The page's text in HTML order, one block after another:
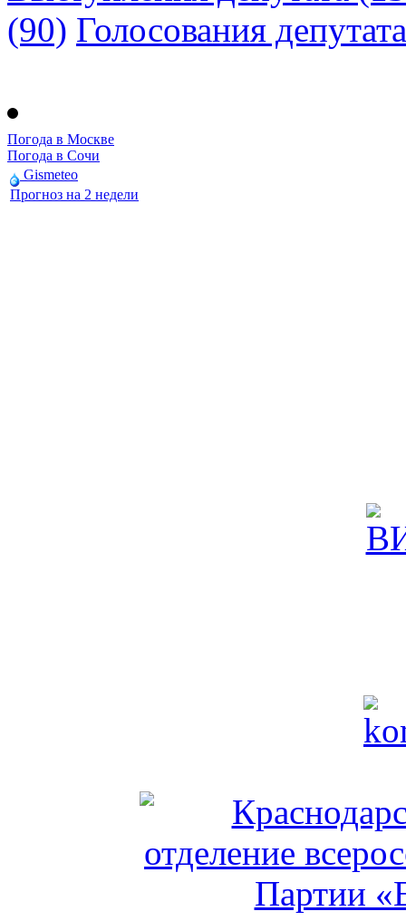
(90) Голосования депутата
Погода в Москве
Погода в Сочи
Gismeteo
Прогноз на 2 недели